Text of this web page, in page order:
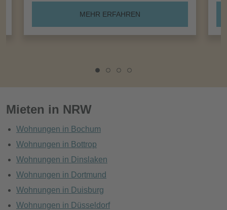
MEHR ERFAHREN
Mieten in NRW
Wohnungen in Bochum
Wohnungen in Bottrop
Wohnungen in Dinslaken
Wohnungen in Dortmund
Wohnungen in Duisburg
Wohnungen in Düsseldorf